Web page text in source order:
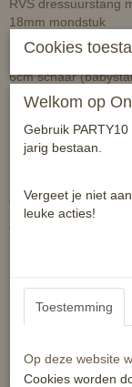
RVS dressuurstang
18mm mondstuk
Maat 11,5cm
6cm schaar
Let op: exclusief
Specificaties
Productcode
EAN code
Ook interessant
Cookies
Welkom op
Gebruik
jarig bestaan.
Vergeet je niet
leuke acties!
Toestemming
Op deze website
Cookies worden